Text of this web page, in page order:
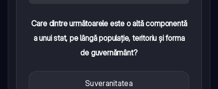
Care dintre următoarele este o altă componentă
a unui stat, pe lângă populație, teritoriu și forma
de guvernământ?
Suveranitatea